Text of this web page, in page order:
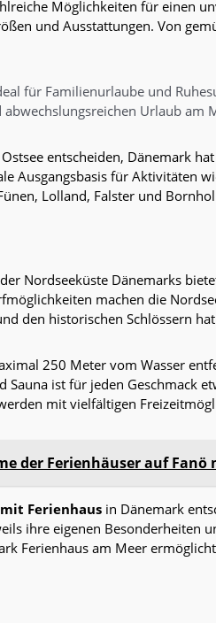
Möglichkeiten für einen
und Ausstattungen. Von
für Familienurlaube und
Urlaub am
entscheiden, Dänemark
Ausgangsbasis für Aktivitäten
Lolland, Falster und
Nordseeküste Dänemarks
machen die
den historischen Schlössern
250 Meter vom Wasser
ist für jeden Geschmack
mit vielfältigen
der Ferienhäuser auf Fanö
Ferienhaus in Dänemark
ihre eigenen Besonderheiten
Ferienhaus am Meer